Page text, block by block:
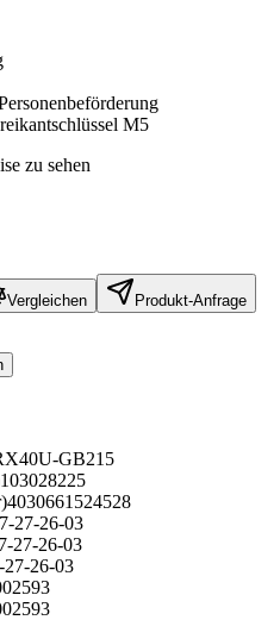
M5
zu sehen
Vergleichen Produkt-Anfrage
GB215
103028225
4030661524528
27-26-03
27-26-03
27-26-03